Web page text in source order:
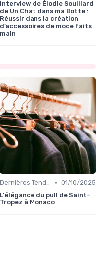
Interview de Élodie Souillard
de Un Chat dans ma Botte :
Réussir dans la création
d’accessoires de mode faits
main
Dernières Tendances de Mode • 01/10/2025
L'élégance du pull de Saint-
Tropez à Monaco